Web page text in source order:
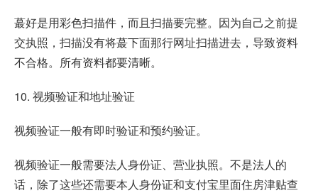
蕞好是用彩色扫描件，而且扫描要完整。因为自己之前提
交执照，扫描没有将蕞下面那行网址扫描进去，导致资料
不合格。所有资料都要清晰。
10. 视频验证和地址验证
视频验证一般有即时验证和预约验证。
视频验证一般需要法人身份证、营业执照。不是法人的
话，除了这些还需要本人身份证和支付宝里面住房津贴查